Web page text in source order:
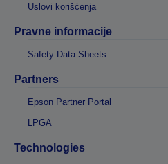
Uslovi korišćenja
Pravne informacije
Safety Data Sheets
Partners
Epson Partner Portal
LPGA
Technologies